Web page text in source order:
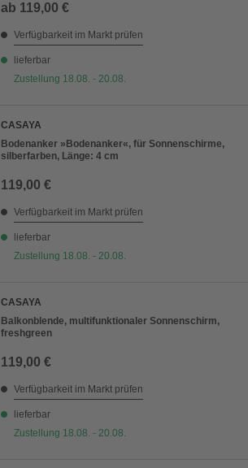
ab 119,00 €
Verfügbarkeit im Markt prüfen
lieferbar
Zustellung 18.08. - 20.08.
CASAYA
Bodenanker »Bodenanker«, für Sonnenschirme,
silberfarben, Länge: 4 cm
119,00 €
Verfügbarkeit im Markt prüfen
lieferbar
Zustellung 18.08. - 20.08.
CASAYA
Balkonblende, multifunktionaler Sonnenschirm,
freshgreen
119,00 €
Verfügbarkeit im Markt prüfen
lieferbar
Zustellung 18.08. - 20.08.